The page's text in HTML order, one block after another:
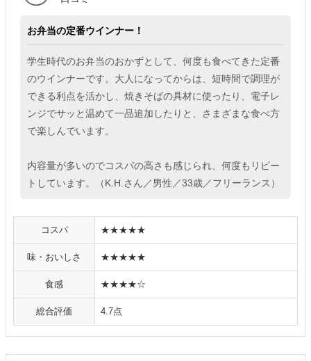
お弁当の定番ウインナー！
学生時代のお弁当のおかずとして、何度も食べてきた定番
のウインナーです。大人になってからは、短時間で調理が
できる利点を活かし、焼きそばの具材に使ったり、電子レ
ンジでサッと温めて一品追加したりと、さまざまな食べ方
で楽しんでいます。
内容量が多いのでコスパの高さも感じられ、何度もリピー
トしています。（K.H.さん／男性／33歳／フリーランス）
コスパ ★★★★★
味・おいしさ ★★★★★
食感 ★★★★☆
総合評価 4.7点